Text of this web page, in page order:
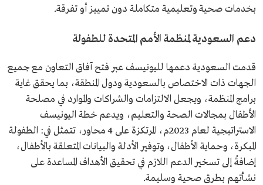
بخدمات صحية وتعليمية متكاملة دون تمييز أو تفرقة.
دعم السعودية لمنظمة الأمم المتحدة للطفولة
قدمت السعودية دعمها لليونيسف عبر فتح آفاق التعاون مع جميع
الجهات ذات الاختصاص بالسعودية ودول المنطقة، بما يحقق غاية
برامج المنظمة، ويجعل الالتزامات والشراكات والموارد في مصلحة
الأطفال بمجالات الصحة والتعليم، ويدعم خطة اليونيسف
الاستراتيجية لعام 2023م، المرتكزة على 4 محاور، تتمثل في: الطفولة
المبكرة، وحماية الأطفال، وتوفير الأدلة والبيانات المتعلقة بالأطفال،
إضافةً إلى تسخير الدعم اللازم في تحقيق الأهداف المساعدة على
نشأتهم بطرق صحية وسليمة.